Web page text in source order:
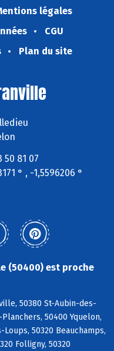
légales
CGU
Plan du site
50 81 07
° , -1,5596206 °
(50400) est proche
50380 St-Aubin-des-
50400 Yquelon,
50320 Beauchamps,
Folligny, 50320